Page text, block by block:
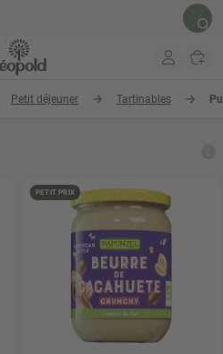
contenu
Petit déjeuner Tartinables
PETIT PRIX